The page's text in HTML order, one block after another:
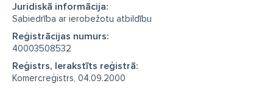
Juridiskā informācija:
Sabiedrība ar ierobežotu atbildību
Reģistrācijas numurs:
40003508532
Reģistrs, Ierakstīts reģistrā:
Komercreģistrs, 04.09.2000